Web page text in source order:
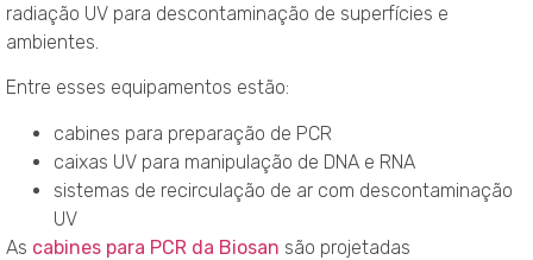
radiação UV para descontaminação de superfícies e
ambientes.
Entre esses equipamentos estão:
cabines para preparação de PCR
caixas UV para manipulação de DNA e RNA
sistemas de recirculação de ar com descontaminação
UV
As cabines para PCR da Biosan são projetadas